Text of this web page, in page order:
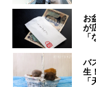
お
が
バ
生